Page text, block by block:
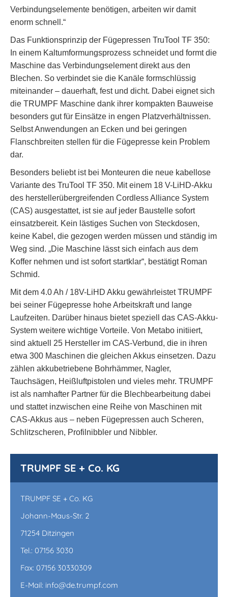
Verbindungselemente benötigen, arbeiten wir damit
enorm schnell.“
Das Funktionsprinzip der Fügepressen TruTool TF 350:
In einem Kaltumformungsprozess schneidet und formt die
Maschine das Verbindungselement direkt aus den
Blechen. So verbindet sie die Kanäle formschlüssig
miteinander – dauerhaft, fest und dicht. Dabei eignet sich
die TRUMPF Maschine dank ihrer kompakten Bauweise
besonders gut für Einsätze in engen Platzverhältnissen.
Selbst Anwendungen an Ecken und bei geringen
Flanschbreiten stellen für die Fügepresse kein Problem
dar.
Besonders beliebt ist bei Monteuren die neue kabellose
Variante des TruTool TF 350. Mit einem 18 V-LiHD-Akku
des herstellerübergreifenden Cordless Alliance System
(CAS) ausgestattet, ist sie auf jeder Baustelle sofort
einsatzbereit. Kein lästiges Suchen von Steckdosen,
keine Kabel, die gezogen werden müssen und ständig im
Weg sind. „Die Maschine lässt sich einfach aus dem
Koffer nehmen und ist sofort startklar“, bestätigt Roman
Schmid.
Mit dem 4.0 Ah / 18V-LiHD Akku gewährleistet TRUMPF
bei seiner Fügepresse hohe Arbeitskraft und lange
Laufzeiten. Darüber hinaus bietet speziell das CAS-Akku-
System weitere wichtige Vorteile. Von Metabo initiiert,
sind aktuell 25 Hersteller im CAS-Verbund, die in ihren
etwa 300 Maschinen die gleichen Akkus einsetzen. Dazu
zählen akkubetriebene Bohrhämmer, Nagler,
Tauchsägen, Heißluftpistolen und vieles mehr. TRUMPF
ist als namhafter Partner für die Blechbearbeitung dabei
und stattet inzwischen eine Reihe von Maschinen mit
CAS-Akkus aus – neben Fügepressen auch Scheren,
Schlitzscheren, Profilnibbler und Nibbler.
TRUMPF SE + Co. KG
TRUMPF SE + Co. KG
Johann-Maus-Str. 2
71254 Ditzingen
Tel.: 07156 3030
Fax: 07156 30330309
E-Mail: info@de.trumpf.com